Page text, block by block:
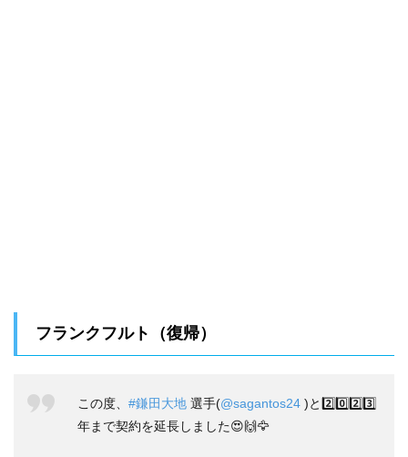
フランクフルト（復帰）
この度、 #鎌田大地 選手(@sagantos24 )と2️⃣0️⃣2️⃣3️⃣
年まで契約を延長しました😍🙌🦅